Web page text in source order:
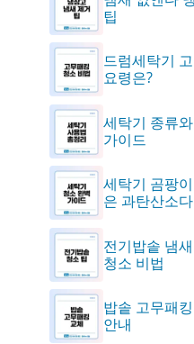
팁
드럼세탁기
요령은?
세탁기 종류
가이드
세탁기 곰팡
은 과탄산소다
전기밥솥 냄
청소 비법
밥솥 고무패
안내